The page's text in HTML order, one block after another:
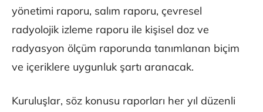
yönetimi raporu, salım raporu, çevresel
radyolojik izleme raporu ile kişisel doz ve
radyasyon ölçüm raporunda tanımlanan biçim
ve içeriklere uygunluk şartı aranacak.
Kuruluşlar, söz konusu raporları her yıl düzenli